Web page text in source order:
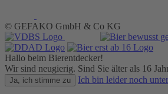
© GEFAKO GmbH & Co KG
Hallo beim Bierentdecker!
Wir sind neugierig. Sind Sie älter als 16
Ja, ich stimme zu Ich bin leider noch